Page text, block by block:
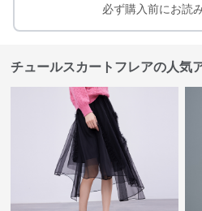
必ず購入前にお読
チュールスカートフレアの人気